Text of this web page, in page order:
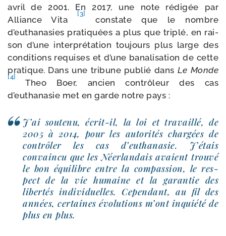
avril de 2001. En 2017, une note rédi­gée par
Alliance Vita
[3]
constate que le nombre
d’euthanasies pra­ti­quées a plus que tri­plé, en rai­
son d’une inter­pré­ta­tion tou­jours plus large des
condi­tions requises et d’une bana­li­sa­tion de cette
pra­tique. Dans une tri­bune publié dans Le Monde
[4]
Theo Boer, ancien contrô­leur des cas
d’euthanasie met en garde notre pays :
J’ai sou­te­nu, écrit-​il, la loi et tra­vaillé, de
2005 à 2014, pour les auto­ri­tés char­gées de
contrô­ler les cas d’euthanasie. J’étais
convain­cu que les Néerlandais avaient trou­vé
le bon équi­libre entre la com­pas­sion, le res­
pect de la vie humaine et la garan­tie des
liber­tés indi­vi­duelles. Cependant, au fil des
années, cer­taines évo­lu­tions m’ont inquié­té de
plus en plus.